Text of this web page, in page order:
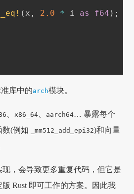
( x , 2.0 * i as f64 ) ;
库中的arch模块。
x86_64 aarch64… 暴露每个
数(例如
_mm512_add_epi32)和向量
，会导致更多重复代码，但它是
Rust 即可工作的方案。因此我